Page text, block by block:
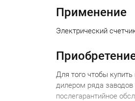
Применение
Электрический
Для того чтобы купить
дилером ряда
послегарантийное